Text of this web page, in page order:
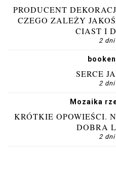
PRODUCENT
CZEGO ZALEŻY
CIAST I
2
SERCE
2
Mozaika
KRÓTKIE OPOWIEŚCI.
DOBRA
2